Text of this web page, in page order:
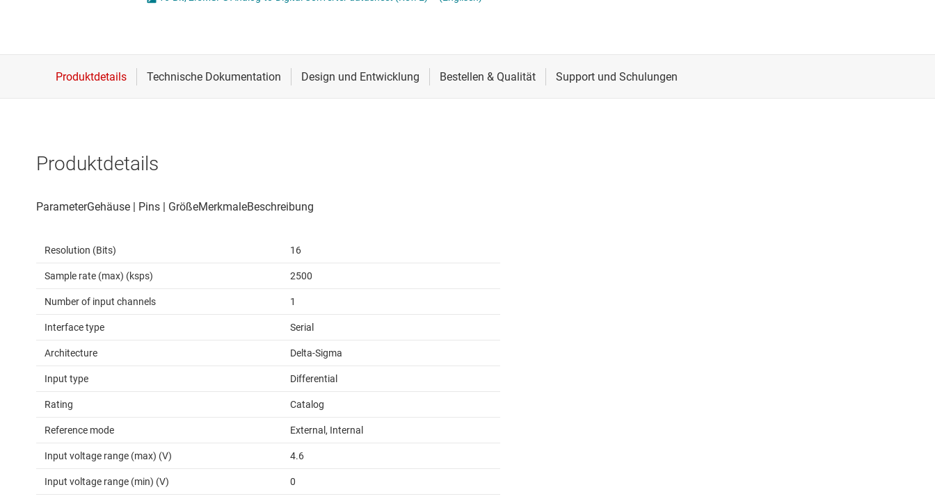
Drahtlose Konnektivität Schnittstelle
Other data converters
Produktdetails
Resolution (Bits) 16
Sample rate (max) (ksps) 2500
Number of input channels 1
Interface type Serial
Architecture Delta-Sigma
Input type Differential
Rating Catalog
Reference mode External, Internal
Input voltage range (max) (V) 4.6
Input voltage range (min) (V) 0